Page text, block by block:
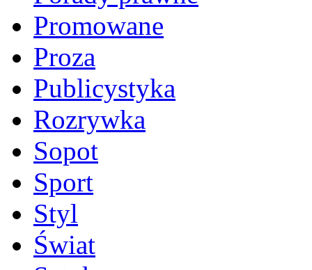
Promowane
Proza
Publicystyka
Rozrywka
Sopot
Sport
Styl
Świat